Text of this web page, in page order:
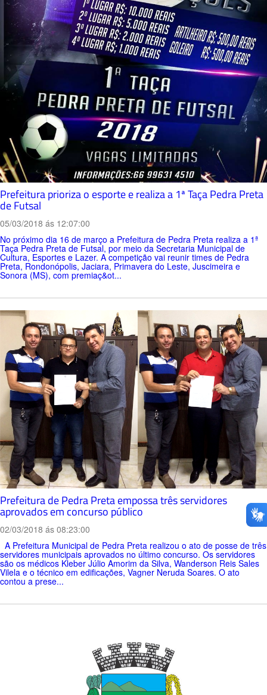
Prefeitura prioriza o esporte e realiza a 1ª Taça Pedra Preta
de Futsal
05/03/2018 ás 12:07:00
No próximo dia 16 de março a Prefeitura de Pedra Preta realiza a 1ª
Taça Pedra Preta de Futsal, por meio da Secretaria Municipal de
Cultura, Esportes e Lazer. A competição vai reunir times de Pedra
Preta, Rondonópolis, Jaciara, Primavera do Leste, Juscimeira e
Sonora (MS), com premiaç&ot...
Prefeitura de Pedra Preta empossa três servidores
aprovados em concurso público
02/03/2018 ás 08:23:00
A Prefeitura Municipal de Pedra Preta realizou o ato de posse de três
servidores municipais aprovados no último concurso. Os servidores
são os médicos Kleber Júlio Amorim da Silva, Wanderson Reis Sales
Vilela e o técnico em edificações, Vagner Neruda Soares. O ato
contou a prese...